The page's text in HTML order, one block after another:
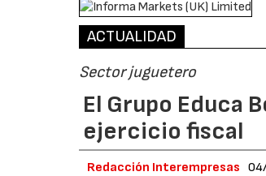
ACTUALIDAD
Sector juguetero
El Grupo Educa
ejercicio fiscal
Redacción Interempresas